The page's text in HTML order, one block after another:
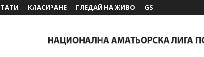
КЛАСИРАНЕ ГЛЕДАЙ НА ЖИВО GS